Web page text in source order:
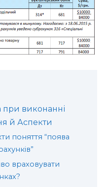
при виконанні
й Аспекти
поняття “поява
враховувати